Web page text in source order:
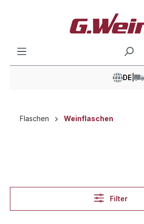
DE
Flaschen Weinflaschen
Filter